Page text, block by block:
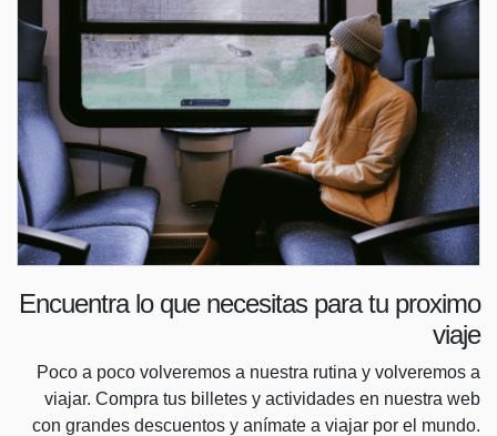
Encuentra lo que necesitas para tu proximo
viaje
Poco a poco volveremos a nuestra rutina y volveremos a
viajar. Compra tus billetes y actividades en nuestra web
con grandes descuentos y anímate a viajar por el mundo.